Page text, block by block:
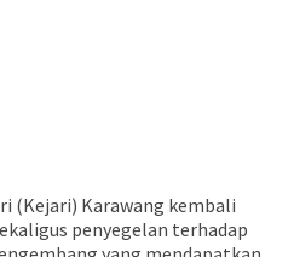
(Kejari) Karawang kembali
penyegelan terhadap